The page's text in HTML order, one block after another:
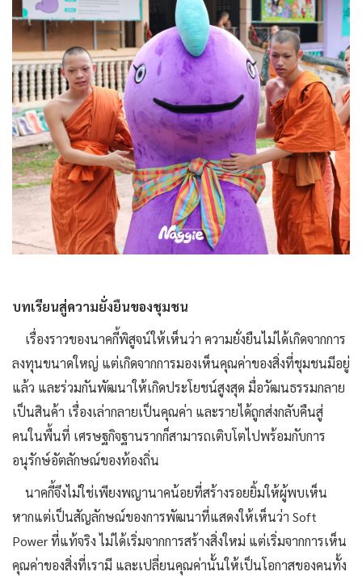
บทเรียนสู่ความยั่งยืนของชุมชน
เรื่องราวของนาคกี้พิสูจน์ให้เห็นว่า ความยั่งยืนไม่ได้เกิดจากการ
ลงทุนขนาดใหญ่ แต่เกิดจากการมองเห็นคุณค่าของสิ่งที่ชุมชนมีอยู่
แล้ว และร่วมกันพัฒนาให้เกิดประโยชน์สูงสุด มื่อวัฒนธรรมกลาย
เป็นสินค้า เรื่องเล่ากลายเป็นคุณค่า และรายได้ถูกส่งกลับคืนสู่
คนในพื้นที่ เศรษฐกิจฐานรากก็สามารถเติบโตไปพร้อมกับการ
อนุรักษ์อัตลักษณ์ของท้องถิ่น
นาคกี้จึงไม่ใช่เพียงพญานาคน้อยที่สร้างรอยยิ้มให้ผู้พบเห็น
หากแต่เป็นสัญลักษณ์ของการพัฒนาที่แสดงให้เห็นว่า Soft
Power ที่แท้จริง ไม่ได้เริ่มจากการสร้างสิ่งใหม่ แต่เริ่มจากการเห็น
คุณค่าของสิ่งที่เรามี และเปลี่ยนคุณค่านั้นให้เป็นโอกาสของคนทั้ง